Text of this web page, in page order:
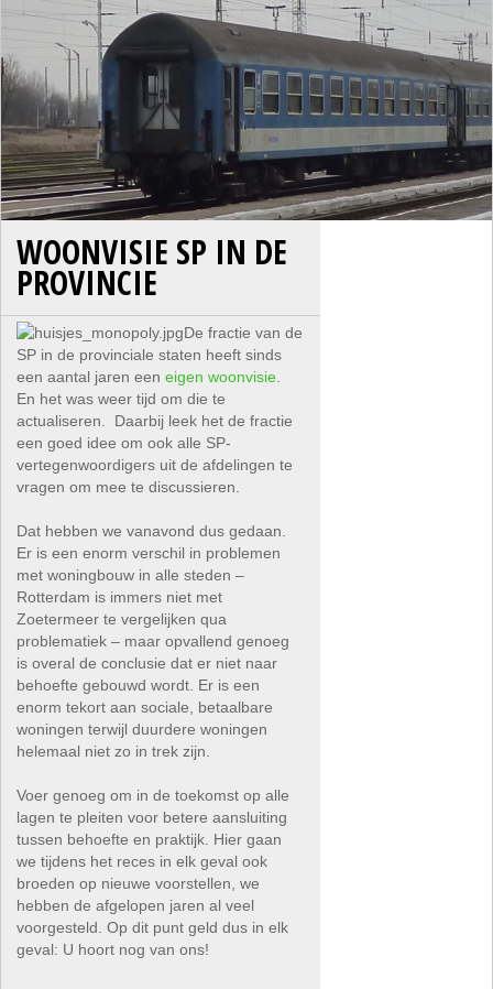
WOONVISIE SP IN DE
PROVINCIE
De fractie van de
SP in de provinciale staten heeft sinds
een aantal jaren eeneigen woonvisie
En het was weer tijd om die te
actualiseren. Daarbij leek het de fractie
een goed idee om ook alle SP-
vertegenwoordigers uit de afdelingen te
vragen om mee te discussieren.
Dat hebben we vanavond dus gedaan.
Er is een enorm verschil in problemen
met woningbouw in alle steden –
Rotterdam is immers niet met
Zoetermeer te vergelijken qua
problematiek – maar opvallend genoeg
is overal de conclusie dat er niet naar
behoefte gebouwd wordt. Er is een
enorm tekort aan sociale, betaalbare
woningen terwijl duurdere woningen
helemaal niet zo in trek zijn.
Voer genoeg om in de toekomst op alle
lagen te pleiten voor betere aansluiting
tussen behoefte en praktijk. Hier gaan
we tijdens het reces in elk geval ook
broeden op nieuwe voorstellen, we
hebben de afgelopen jaren al veel
voorgesteld. Op dit punt geld dus in elk
geval: U hoort nog van ons!